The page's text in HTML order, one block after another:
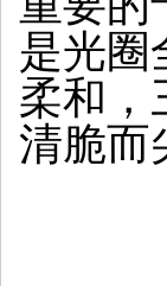
是光圈
柔和，
清脆而